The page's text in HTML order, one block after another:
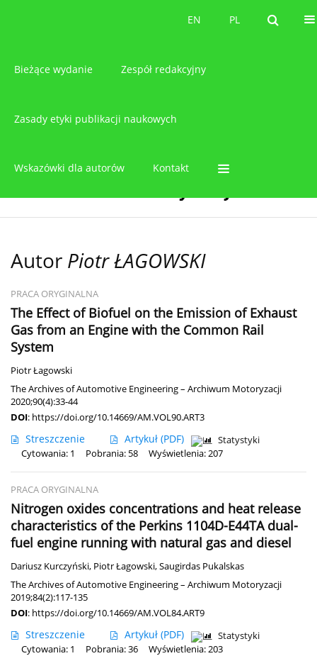
PL
EN PL
EN
Bieżące wydanie Zespół redakcyjny
Zasady etyki publikacji naukowych
Wskazówki dla autorów Kontakt
Autor Piotr ŁAGOWSKI
PRACA ORYGINALNA
The Effect of Biofuel on the Emission of Exhaust
Gas from an Engine with the Common Rail
System
Piotr Łagowski
The Archives of Automotive Engineering – Archiwum Motoryzacji
2020;90(4):33-44
DOI: https://doi.org/10.14669/AM.VOL90.ART3
Streszczenie Artykuł (PDF)
Statystyki
Cytowania: 1
Pobrania: 58 Wyświetlenia: 207
PRACA ORYGINALNA
Nitrogen oxides concentrations and heat release
characteristics of the Perkins 1104D-E44TA dual-
fuel engine running with natural gas and diesel
Dariusz Kurczyński, Piotr Łagowski,Saugirdas Pukalskas
The Archives of Automotive Engineering – Archiwum Motoryzacji
2019;84(2):117-135
DOI: https://doi.org/10.14669/AM.VOL84.ART9
Streszczenie Artykuł (PDF)
Statystyki
Cytowania: 1
Pobrania: 36 Wyświetlenia: 203